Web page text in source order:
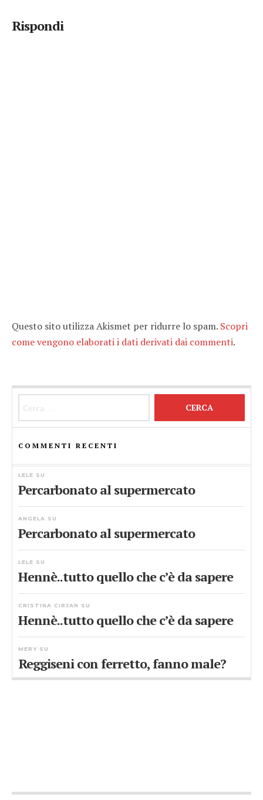
Rispondi
Questo sito utilizza Akismet per ridurre lo spam. Scopri
come vengono elaborati i dati derivati dai commenti.
COMMENTI RECENTI
LELE SU
Percarbonato al supermercato
ANGELA SU
Percarbonato al supermercato
LELE SU
Hennè..tutto quello che c’è da sapere
CRISTINA CIRJAN SU
Hennè..tutto quello che c’è da sapere
MERY SU
Reggiseni con ferretto, fanno male?